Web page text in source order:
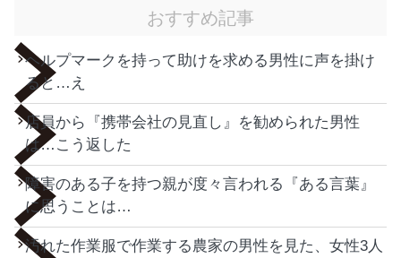
おすすめ記事
ヘルプマークを持って助けを求める男性に声を掛け
ると…え
店員から『携帯会社の見直し』を勧められた男性
は…こう返した
障害のある子を持つ親が度々言われる『ある言葉』
に思うことは…
汚れた作業服で作業する農家の男性を見た、女性3人